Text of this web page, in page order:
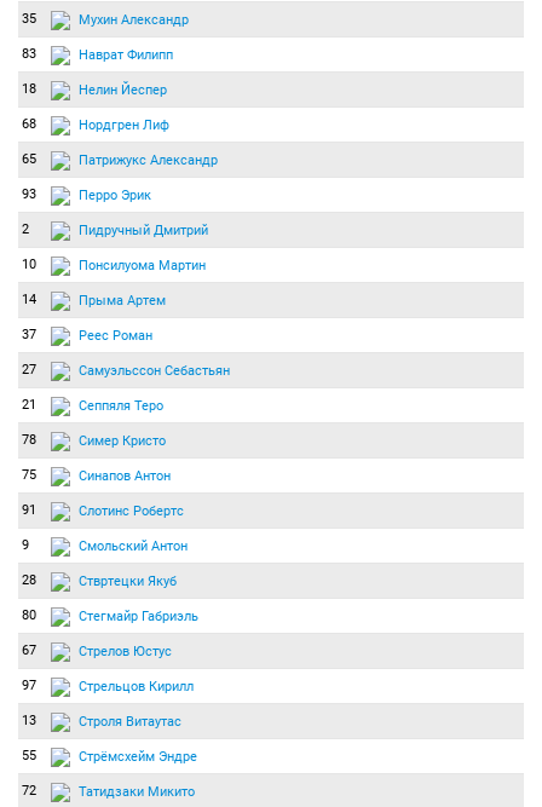
35 Мухин Александр
83 Наврат Филипп
18 Нелин Йеспер
68 Нордгрен Лиф
65 Патрижукс Александр
93 Перро Эрик
2 Пидручный Дмитрий
10 Понсилуома Мартин
14 Прыма Артем
37 Реес Роман
27 Самуэльссон Себастьян
21 Сеппяля Теро
78 Симер Кристо
75 Синапов Антон
91 Слотинс Робертс
9 Смольский Антон
28 Ствртецки Якуб
80 Стегмайр Габриэль
67 Стрелов Юстус
97 Стрельцов Кирилл
13 Строля Витаутас
55 Стрёмсхейм Эндре
72 Татидзаки Микито